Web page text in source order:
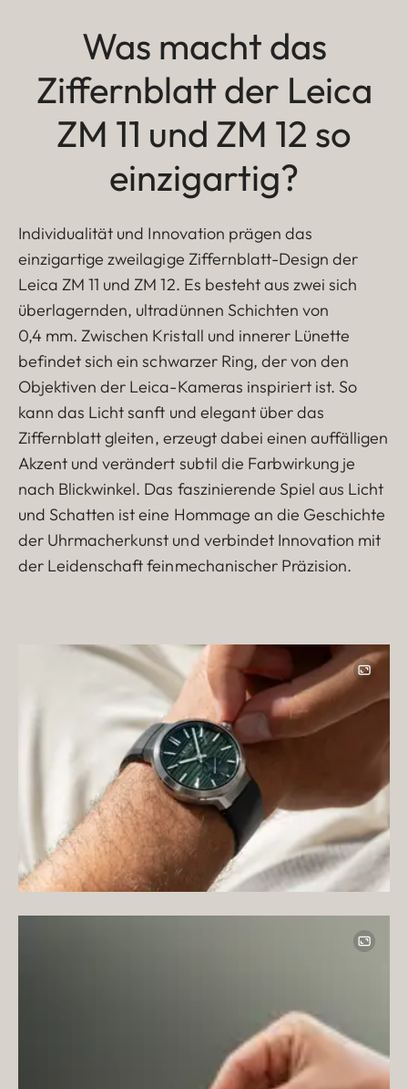
Was macht das
Ziffernblatt der Leica
ZM 11 und ZM 12 so
einzigartig?
Individualität und Innovation prägen das
einzigartige zweilagige Ziffernblatt-Design der
Leica ZM 11 und ZM 12. Es besteht aus zwei sich
überlagernden, ultradünnen Schichten von
0,4 mm. Zwischen Kristall und innerer Lünette
befindet sich ein schwarzer Ring, der von den
Objektiven der Leica-Kameras inspiriert ist. So
kann das Licht sanft und elegant über das
Ziffernblatt gleiten, erzeugt dabei einen auffälligen
Akzent und verändert subtil die Farbwirkung je
nach Blickwinkel. Das faszinierende Spiel aus Licht
und Schatten ist eine Hommage an die Geschichte
der Uhrmacherkunst und verbindet Innovation mit
der Leidenschaft feinmechanischer Präzision.